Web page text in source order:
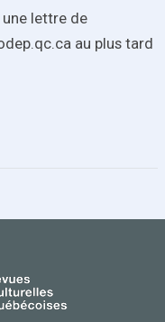
lettre de
au plus tard